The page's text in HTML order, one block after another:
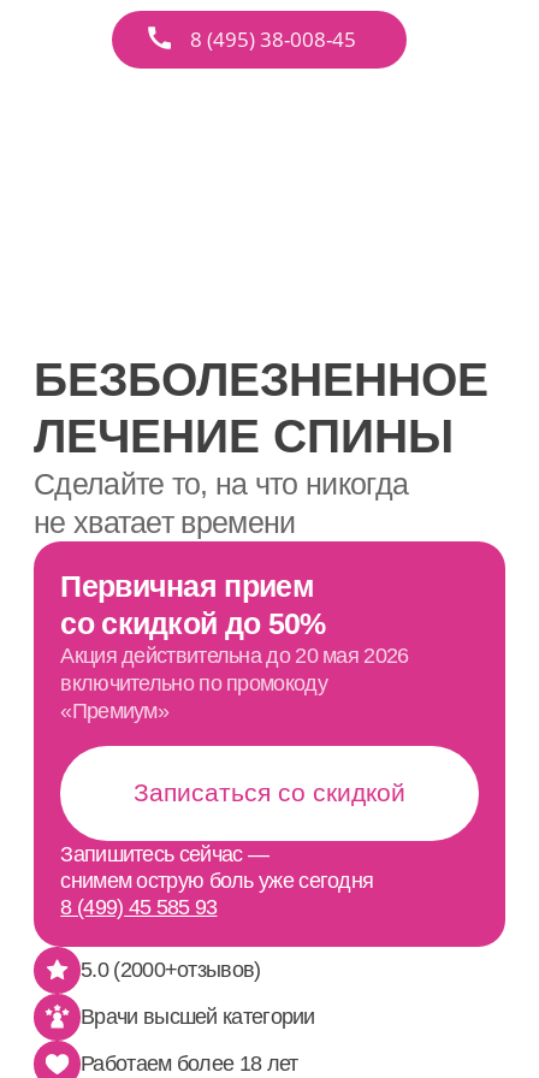
8 (495) 38-008-45
не хватает времени
Первичная прием
со скидкой до 50%
Акция действительна до 20 мая 2026
включительно по промокоду
снимем острую боль уже сегодня
8 (499) 45 585 93
5.0 (2000+отзывов)
Врачи высшей категории
Работаем более 18 лет
92% пациентов рекомендуют нас